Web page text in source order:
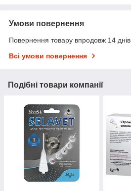
Умови повернення
Повернення товару впродовж 14
Всі умови повернення
Подібні товари компанії